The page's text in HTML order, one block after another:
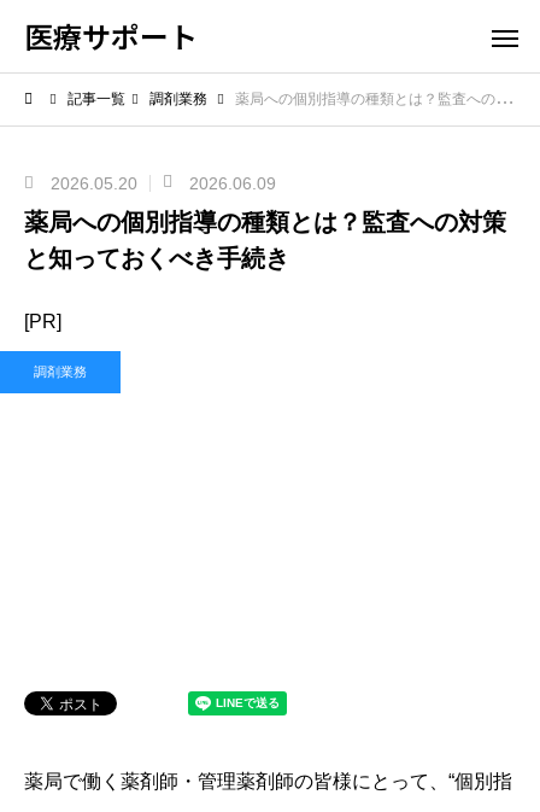
医療サポート
記事一覧 調剤業務 薬局への個別指導の種類とは？監査への対策と知っておくべき手続き
2026.05.20 2026.06.09
薬局への個別指導の種類とは？監査への対策
と知っておくべき手続き
[PR]
調剤業務
薬局で働く薬剤師・管理薬剤師の皆様にとって、“個別指